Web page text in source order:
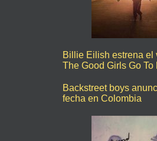
Billie Eilish estrena el
The Good Girls Go To
Backstreet boys
fecha en Colombia